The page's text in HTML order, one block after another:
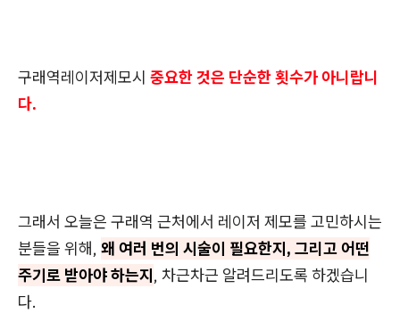
구래역레이저제모시 중요한 것은 단순한 횟수가 아니랍니
다.
그래서 오늘은 구래역 근처에서 레이저 제모를 고민하시는
분들을 위해, 왜 여러 번의 시술이 필요한지, 그리고 어떤
주기로 받아야 하는지, 차근차근 알려드리도록 하겠습니
다.